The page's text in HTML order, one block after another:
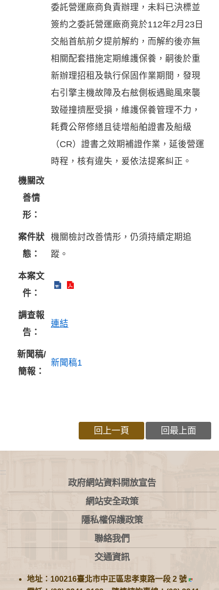
委託營運廠商負責辦理，未料已決標並
簽約之委託營運廠商竟於112年2月23日
交船首航前夕提前解約，而解約後亦無
相關配套措施定期維護保養，嗣後於重
新辦理招租及執行保固作業期間，發現
右引擎主機故障及右舷側板遇颱風來襲
致碰撞擠壓受損，維護保養管理不力，
耗費公帑修繕且徒增船舶證書及船級
（CR）證書之效期補證作業，延後營運
時程，核有違失，爰依法提案糾正。
機關改
善情
形：
案件狀
態：
機關檢討改善情形，仍須持續定期追
蹤。
本案文
件：
調查報
告：
連結
新聞稿/
簡報：
新聞稿1
回上一頁 回最上面
:::
政府網站資料開放宣告
網站安全政策
隱私權保護政策
聯絡我們
交通資訊
地址：100216臺北市中正區忠孝東路一段 2 號